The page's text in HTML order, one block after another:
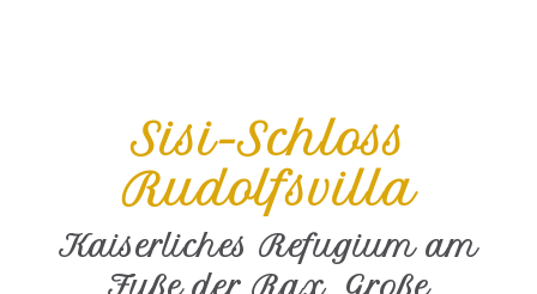
Sisi-Schloss
Rudolfsvilla
Kaiserliches Refugium am
Fuße der Rax. Große